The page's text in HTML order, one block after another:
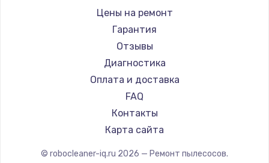
Ремонт пылесосов STIHL
Ремонт пылесосов Kirby
Atvel
Tineco
Tuvio
DEXP
Haier
Pioneer
Electrolux
Grundig
Цены на ремонт
Гарантия
Отзывы
Диагностика
Оплата и доставка
FAQ
Контакты
Карта сайта
© robocleaner-iq.ru 2026 — Ремонт пылесосов.